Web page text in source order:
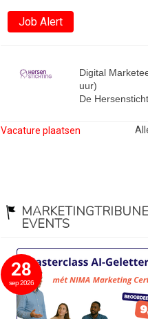
Job Alert
Digital
uur)
De
Vacature plaatsen
MARKETINGTRIBUNE
EVENTS
28
sep 2026